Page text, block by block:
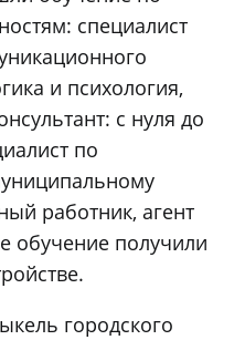
специалист
и психология,
с нуля до
по
работник, агент
обучение получили
городского